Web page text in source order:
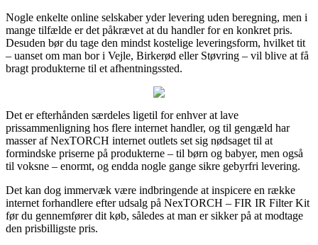
Nogle enkelte online selskaber yder levering uden beregning, men i
mange tilfælde er det påkrævet at du handler for en konkret pris.
Desuden bør du tage den mindst kostelige leveringsform, hvilket tit
– uanset om man bor i Vejle, Birkerød eller Støvring – vil blive at få
bragt produkterne til et afhentningssted.
Det er efterhånden særdeles ligetil for enhver at lave
prissammenligning hos flere internet handler, og til gengæld har
masser af NexTORCH internet outlets set sig nødsaget til at
formindske priserne på produkterne – til børn og babyer, men også
til voksne – enormt, og endda nogle gange sikre gebyrfri levering.
Det kan dog immervæk være indbringende at inspicere en række
internet forhandlere efter udsalg på NexTORCH – FIR IR Filter Kit
før du gennemfører dit køb, således at man er sikker på at modtage
den prisbilligste pris.